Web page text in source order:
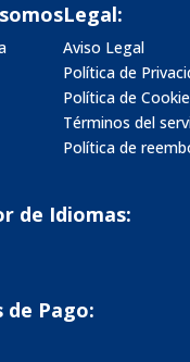
Legal:
Aviso Legal
Política de
Política de
Términos del
Política de
de Idiomas:
de Pago: